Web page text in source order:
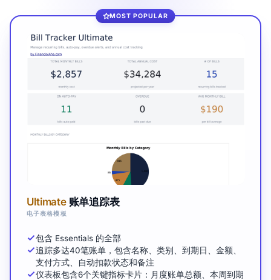
MOST POPULAR
Ultimate账单追踪表
电子表格模板
包含 Essentials 的全部
追踪多达40笔账单，包含名称、类别、到期日、金额、
支付方式、自动扣款状态和备注
仪表板包含6个关键指标卡片：月度账单总额、本周到期